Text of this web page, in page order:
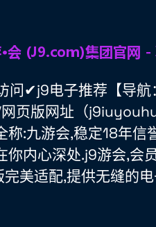
问✔j9电子推荐【导
页版网址（
称:九游会,稳定18年
你内心深处.j9游会,会
完美适配,提供无缝的